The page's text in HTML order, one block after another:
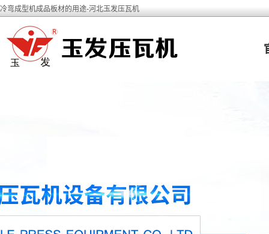
冷弯成型机成品板材的用途-河北玉发压瓦机